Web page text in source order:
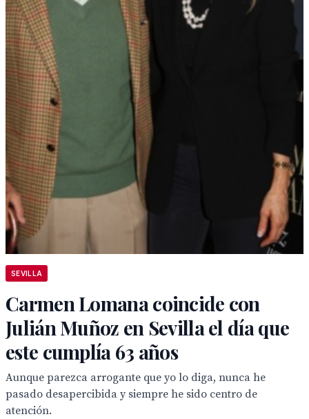
SEVILLA
Carmen Lomana coincide con
Julián Muñoz en Sevilla el día que
este cumplía 63 años
Aunque parezca arrogante que yo lo diga, nunca he
pasado desapercibida y siempre he sido centro de
atención.